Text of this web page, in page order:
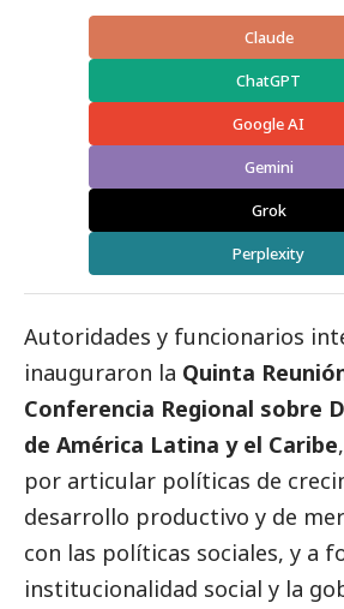
Claude
ChatGPT
Google AI
Gemini
Grok
Perplexity
Autoridades y funcionarios
inauguraron la Quinta
Conferencia Regional sobre
de América Latina y el Caribe
por articular políticas de
desarrollo productivo y de
con las políticas sociales, y a
institucionalidad social y la